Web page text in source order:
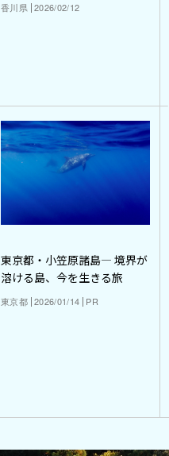
香川県 2026/02/12
東京都・小笠原諸島― 境界が
溶ける島、今を生きる旅
東京都 2026/01/14 PR